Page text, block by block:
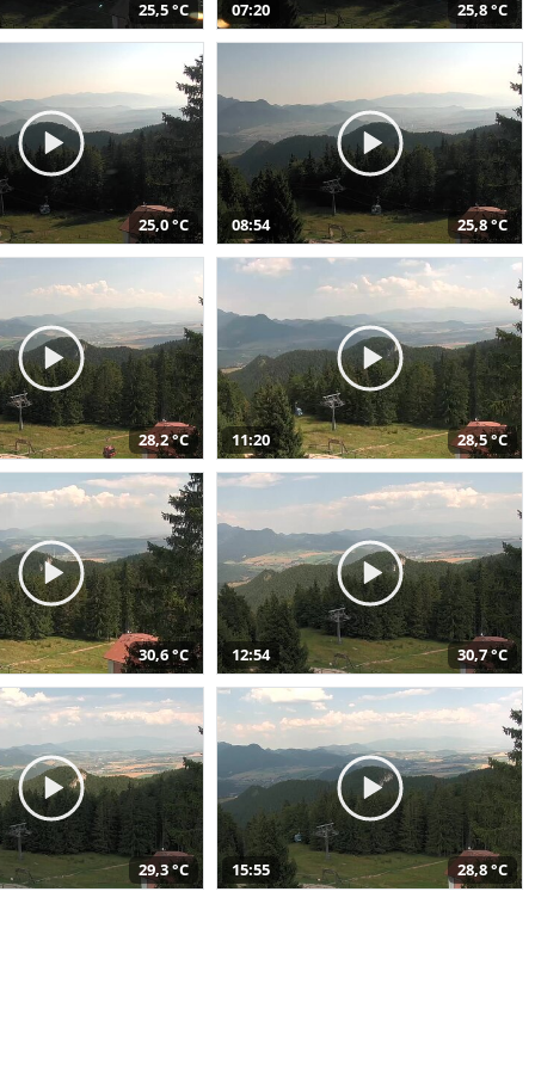
25,5 °C 07:20 25,8 °C
25,0 °C 08:54 25,8 °C
28,2 °C 11:20 28,5 °C
30,6 °C 12:54 30,7 °C
29,3 °C 15:55 28,8 °C